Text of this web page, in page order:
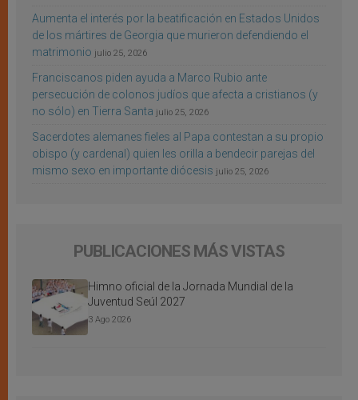
Aumenta el interés por la beatificación en Estados Unidos
de los mártires de Georgia que murieron defendiendo el
matrimonio julio 25, 2026
Franciscanos piden ayuda a Marco Rubio ante
persecución de colonos judíos que afecta a cristianos (y
no sólo) en Tierra Santa julio 25, 2026
Sacerdotes alemanes fieles al Papa contestan a su propio
obispo (y cardenal) quien les orilla a bendecir parejas del
mismo sexo en importante diócesis julio 25, 2026
PUBLICACIONES MÁS VISTAS
Himno oficial de la Jornada Mundial de la
Juventud Seúl 2027
3 Ago 2026